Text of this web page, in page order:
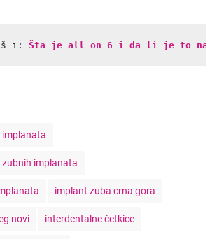
i: Šta je all on 6 i da li je to
implanata
zubnih implanata
implant zuba crna gora
novi interdentalne četkice